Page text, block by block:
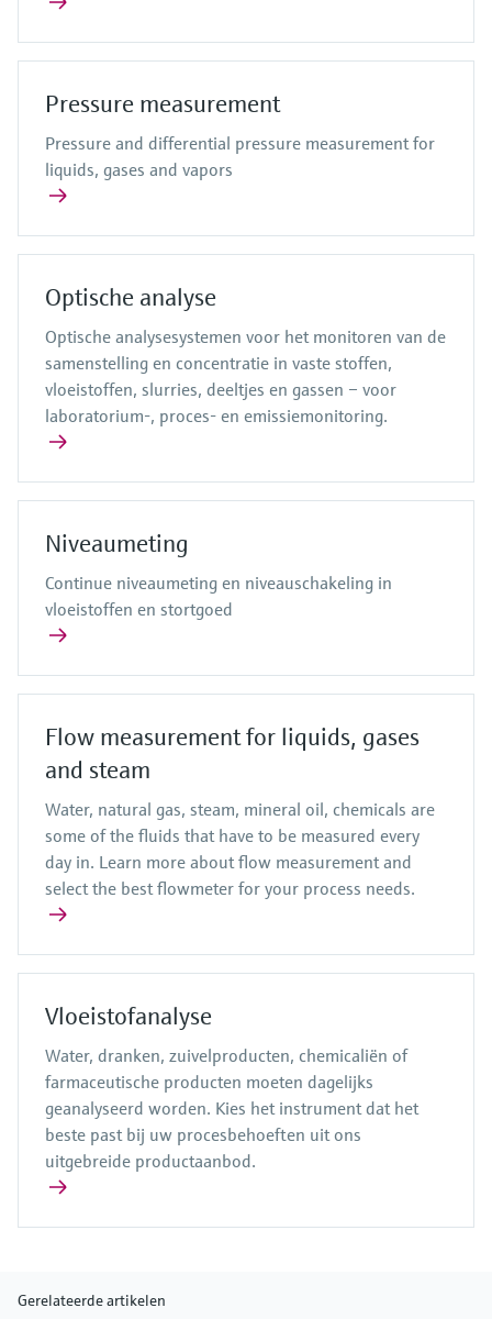
Pressure measurement
Pressure and differential pressure measurement for
liquids, gases and vapors
Optische analyse
Optische analysesystemen voor het monitoren van de
samenstelling en concentratie in vaste stoffen,
vloeistoffen, slurries, deeltjes en gassen – voor
laboratorium-, proces- en emissiemonitoring.
Niveaumeting
Continue niveaumeting en niveauschakeling in
vloeistoffen en stortgoed
Flow measurement for liquids, gases
and steam
Water, natural gas, steam, mineral oil, chemicals are
some of the fluids that have to be measured every
day in. Learn more about flow measurement and
select the best flowmeter for your process needs.
Vloeistofanalyse
Water, dranken, zuivelproducten, chemicaliën of
farmaceutische producten moeten dagelijks
geanalyseerd worden. Kies het instrument dat het
beste past bij uw procesbehoeften uit ons
uitgebreide productaanbod.
Gerelateerde artikelen